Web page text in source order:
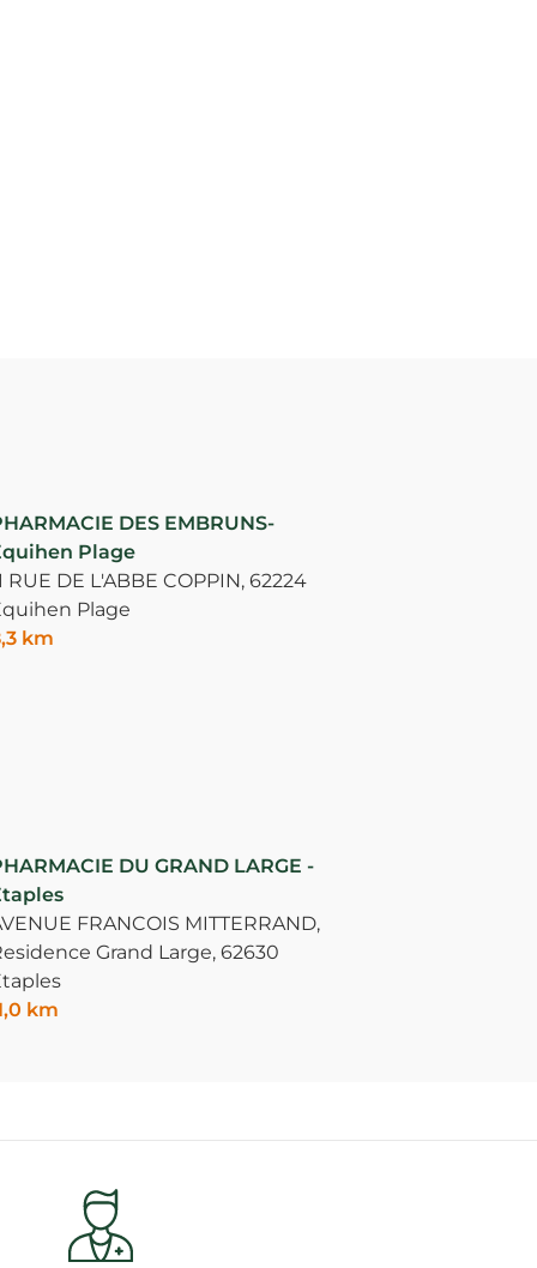
DES EMBRUNS-
Plage
RUE DE L'ABBE COPPIN, 62224
Plage
km
DU GRAND LARGE -
FRANCOIS MITTERRAND,
Grand Large, 62630
km